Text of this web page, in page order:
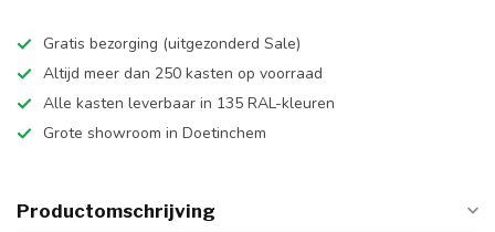
Gratis bezorging (uitgezonderd Sale)
Altijd meer dan 250 kasten op voorraad
Alle kasten leverbaar in 135 RAL-kleuren
Grote showroom in Doetinchem
Productomschrijving